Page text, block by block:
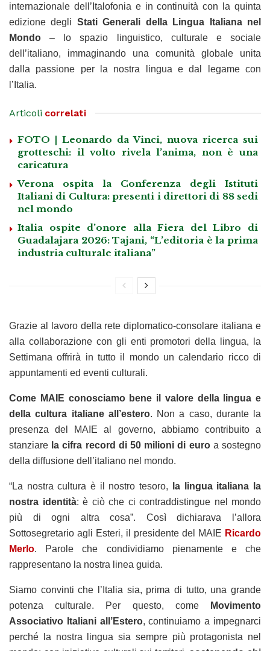
internazionale dell’Italofonia e in continuità con la quinta
edizione degli Stati Generali della Lingua Italiana nel
Mondo – lo spazio linguistico, culturale e sociale
dell’italiano, immaginando una comunità globale unita
dalla passione per la nostra lingua e dal legame con
l’Italia.
Articoli correlati
FOTO | Leonardo da Vinci, nuova ricerca sui
grotteschi: il volto rivela l’anima, non è una
caricatura
Verona ospita la Conferenza degli Istituti
Italiani di Cultura: presenti i direttori di 88 sedi
nel mondo
Italia ospite d’onore alla Fiera del Libro di
Guadalajara 2026: Tajani, “L’editoria è la prima
industria culturale italiana”
Grazie al lavoro della rete diplomatico-consolare italiana e
alla collaborazione con gli enti promotori della lingua, la
Settimana offrirà in tutto il mondo un calendario ricco di
appuntamenti ed eventi culturali.
Come MAIE conosciamo bene il valore della lingua e
della cultura italiane all’estero. Non a caso, durante la
presenza del MAIE al governo, abbiamo contribuito a
stanziare la cifra record di 50 milioni di euroa sostegno
della diffusione dell’italiano nel mondo.
“La nostra cultura è il nostro tesoro,
la lingua italiana la
nostra identità: è ciò che ci contraddistingue nel mondo
più di ogni altra cosa”. Così dichiarava l’allora
Sottosegretario agli Esteri, il presidente del MAIE Ricardo
Merlo. Parole che condividiamo pienamente e che
rappresentano la nostra linea guida.
Siamo convinti che l’Italia sia, prima di tutto, una grande
potenza culturale. Per questo, come
Movimento
Associativo Italiani all’Estero, continuiamo a impegnarci
perché la nostra lingua sia sempre più protagonista nel